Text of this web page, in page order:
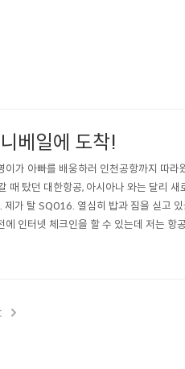
베일에 도착!
가 아빠를 배웅하러 인천공항까지 따라
탔던 대한항공, 아시아나 와는 달리 새
가 탈 SQ016. 열심히 밥과 짐을 싣고
인터넷 체크인을 할 수 있는데 저는 항